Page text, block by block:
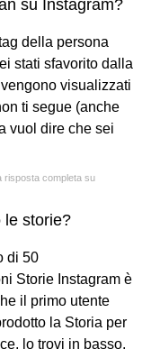
su Instagram?
della persona
stati sfavorito dalla
visualizzati
ti segue (anche
vuol dire che sei
risposta completa su
le storie?
di 50
Storie Instagram è
il primo utente
la Storia per
lo trovi in basso.